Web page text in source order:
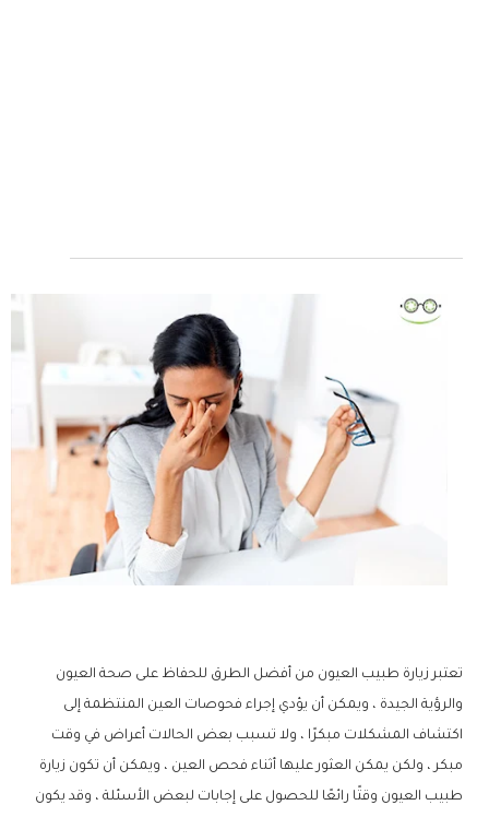
تعتبر زيارة طبيب العيون من أفضل الطرق للحفاظ على صحة العيون
والرؤية الجيدة ، ويمكن أن يؤدي إجراء فحوصات العين المنتظمة إلى
اكتشاف المشكلات مبكرًا ، ولا تسبب بعض الحالات أعراض في وقت
مبكر ، ولكن يمكن العثور عليها أثناء فحص العين ، ويمكن أن تكون زيارة
طبيب العيون وقتًا رائعًا للحصول على إجابات لبعض الأسئلة ، وقد يكون